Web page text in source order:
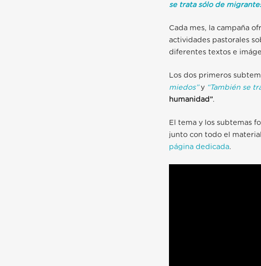
se trata sólo de
Cada mes, la campaña
actividades pastorales
diferentes textos e
Los dos primeros
miedos” y “También se
humanidad”.
El tema y los subtemas
junto con todo el
página dedicada.